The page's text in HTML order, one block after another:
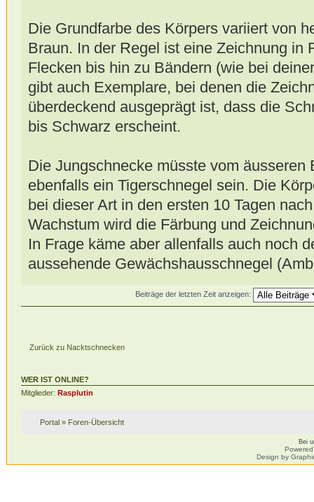
Die Grundfarbe des Körpers variiert von
Braun. In der Regel ist eine Zeichnung in
Flecken bis hin zu Bändern (wie bei
gibt auch Exemplare, bei denen die
überdeckend ausgeprägt ist, dass die
bis Schwarz erscheint.
Die Jungschnecke müsste vom äusseren
ebenfalls ein Tigerschnegel sein. Die
bei dieser Art in den ersten 10 Tagen
Wachstum wird die Färbung und
In Frage käme aber allenfalls auch noch
aussehende Gewächshausschnegel
Beiträge der letzten Zeit anzeigen:
Zurück zu Nacktschnecken
WER IST ONLINE?
Mitglieder: Rasplutin
Portal» Foren-Übersicht
Bei
Design by